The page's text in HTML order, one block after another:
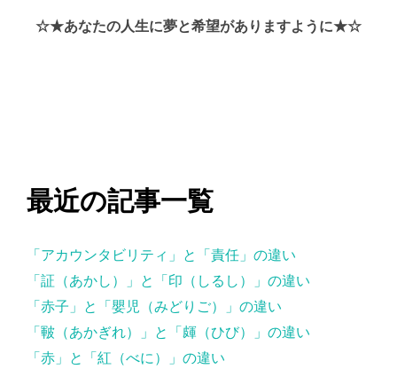
☆★あなたの人生に夢と希望がありますように★☆
最近の記事一覧
「アカウンタビリティ」と「責任」の違い
「証（あかし）」と「印（しるし）」の違い
「赤子」と「嬰児（みどりご）」の違い
「皸（あかぎれ）」と「皹（ひび）」の違い
「赤」と「紅（べに）」の違い